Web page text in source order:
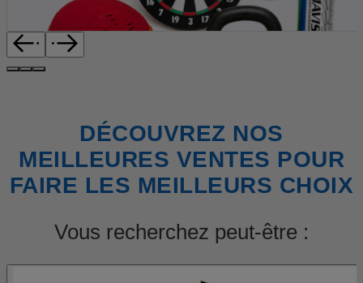
DÉCOUVREZ NOS
MEILLEURES VENTES POUR
FAIRE LES MEILLEURS CHOIX
Vous recherchez peut-être :